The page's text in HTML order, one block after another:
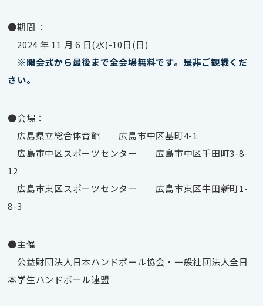
●期間 ：
2024 年 11 月 6 日(水)-10日(日)
※開会式から最後まで全会場無料です。是非ご観戦くだ
さい。
●会場：
広島県立総合体育館 広島市中区基町4-1
広島市中区スポーツセンター 広島市中区千田町3-8-
12
広島市東区スポーツセンター 広島市東区牛田新町1-
8-3
●主催
公益財団法人日本ハンドボール協会・一般社団法人全日
本学生ハンドボール連盟